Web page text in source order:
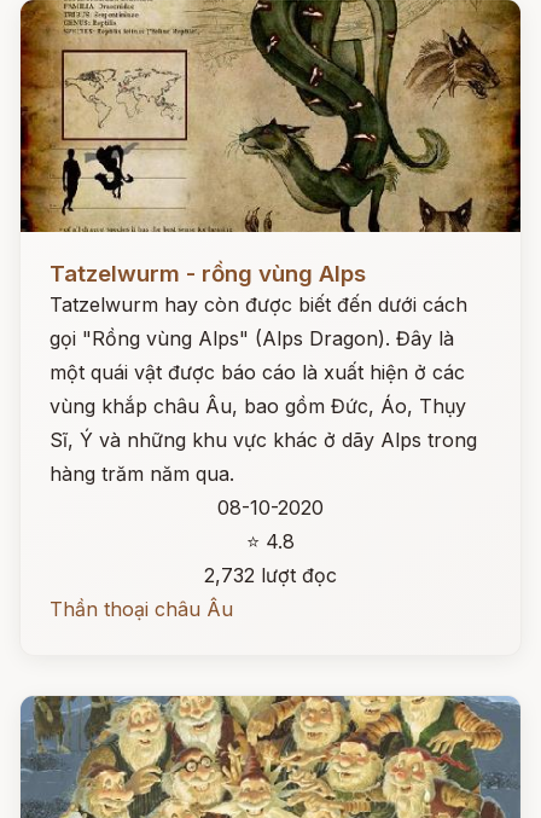
Tatzelwurm - rồng vùng Alps
Tatzelwurm hay còn được biết đến dưới cách
gọi "Rồng vùng Alps" (Alps Dragon). Đây là
một quái vật được báo cáo là xuất hiện ở các
vùng khắp châu Âu, bao gồm Đức, Áo, Thụy
Sĩ, Ý và những khu vực khác ở dãy Alps trong
hàng trăm năm qua.
08-10-2020
⭐ 4.8
2,732 lượt đọc
Thần thoại châu Âu